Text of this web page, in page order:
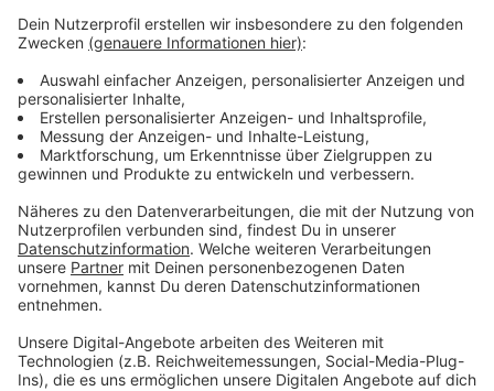
Anzeige
Mit Blick auf das dann frei werdende Grundstück am
Wehrhahn fordert der Verband, die Stadt solle die
Fläche verkaufen und mit dem Erlös ihre Schulden
reduzieren.
Anzeige
Weitere Infos und Links zum Thema:
Anzeige